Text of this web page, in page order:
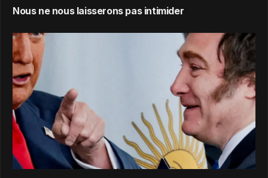
Nous ne nous laisserons pas intimider